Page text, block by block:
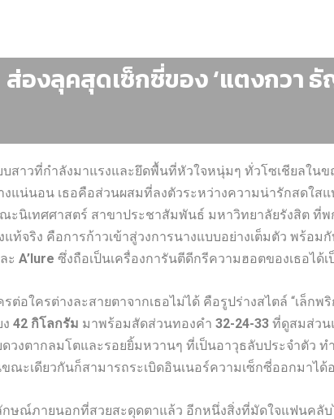
ส่องลุคสุดเซ็กซี่ของ ‘แตงกวา
บสาวที่กำลังมาแรงและยึดพื้นที่หัวใจหนุ่มๆ ทั่วโซเชียลใน
แน่นอน เธอคือส่วนผสมที่ลงตัวระหว่างความน่ารักสดใส
ะนิเทศศาสตร์ สาขาประชาสัมพันธ์ มหาวิทยาลัยรังสิต ที่พ
ท้จริง คือการก้าวเข้าสู่วงการนางแบบอย่างเต็มตัว พร้อ
ะ A’lure ซึ่งถือเป็นเครื่องการันตีดีกรีความฮอตของเธอได้เ
ต่อใครต่างละสายตาจากเธอไม่ได้ คือรูปร่างสไตล์ “เล็ก
42 กิโลกรัม มาพร้อมสัดส่วนทองคำ 32-24-33 ที่ดูสมส่วน
ดวงตากลมโตและรอยยิ้มหวานๆ ที่เป็นอาวุธลับประจำตั
ะเดียวกันก็สามารถระเบิดอินเนอร์ความเซ็กซี่ออกมาได้
ษณ์ภายนอกที่สวยสะดุดตาแล้ว อีกหนึ่งสิ่งที่มัดใจแฟนคลับ